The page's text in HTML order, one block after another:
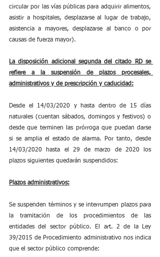
circular por las vías públicas para adquirir alimentos,
asistir a hospitales, desplazarse al lugar de trabajo,
asistencia a mayores, desplazarse al banco o por
causas de fuerza mayor).
La disposición adicional segunda del citado RD se
refiere a la suspensión de plazos procesales,
administrativos y de prescripción y caducidad:
Desde el 14/03/2020 y hasta dentro de 15 días
naturales (cuentan sábados, domingos y festivos) o
desde que terminen las prórroga que puedan darse
si se amplia el estado de alarma. Por tanto, desde
14/03/2020 hasta el 29 de marzo de 2020 los
plazos siguientes quedarán suspendidos:
Plazos administrativos:
Se suspenden términos y se interrumpen plazos para
la tramitación de los procedimientos de las
entidades del sector público. El art. 2 de la Ley
39/2015 de Procedimiento administrativo nos indica
que el sector público comprende: